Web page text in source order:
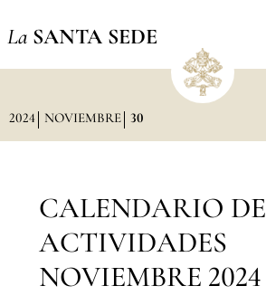
La SANTA SEDE
2024 NOVIEMBRE 30
CALENDARIO DE
ACTIVIDADES
NOVIEMBRE 2024